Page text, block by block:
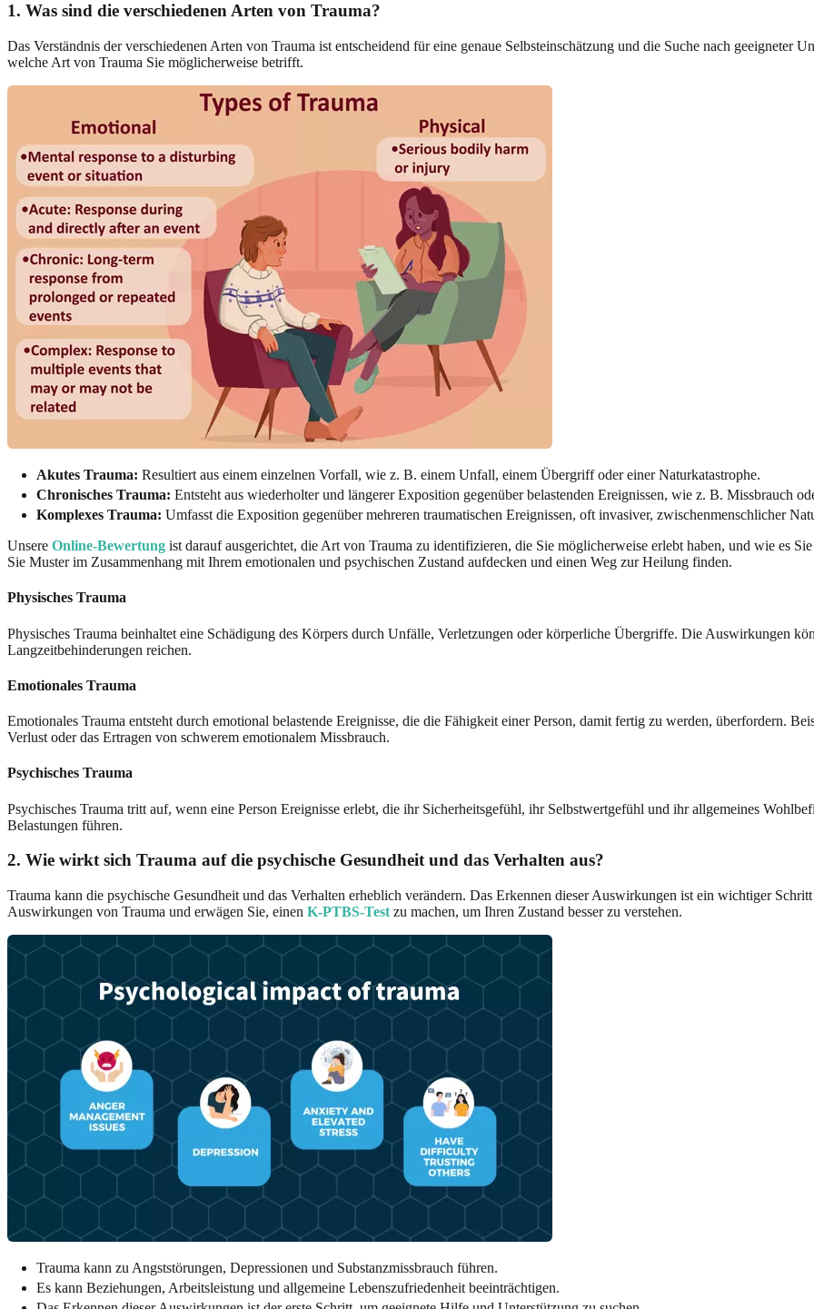
1. Was sind die verschiedenen Arten von Trauma?
Das Verständnis der verschiedenen Arten von Trauma ist entscheidend für eine genaue Selbsteinschätzung und die Suche nach geeigneter
welche Art von Trauma Sie möglicherweise betrifft.
Akutes Trauma: Resultiert aus einem einzelnen Vorfall, wie z. B. einem Unfall, einem Übergriff oder einer Naturkatastrophe.
Chronisches Trauma: Entsteht aus wiederholter und längerer Exposition gegenüber belastenden Ereignissen, wie z. B. Missbrauch
Komplexes Trauma: Umfasst die Exposition gegenüber mehreren traumatischen Ereignissen, oft invasiver, zwischenmenschlicher
Unsere Online-Bewertung ist darauf ausgerichtet, die Art von Trauma zu identifizieren, die Sie möglicherweise erlebt haben, und wie es
Sie Muster im Zusammenhang mit Ihrem emotionalen und psychischen Zustand aufdecken und einen Weg zur Heilung finden.
Physisches Trauma
Physisches Trauma beinhaltet eine Schädigung des Körpers durch Unfälle, Verletzungen oder körperliche Übergriffe. Die Auswirkungen
Langzeitbehinderungen reichen.
Emotionales Trauma
Emotionales Trauma entsteht durch emotional belastende Ereignisse, die die Fähigkeit einer Person, damit fertig zu werden, überfordern.
Verlust oder das Ertragen von schwerem emotionalem Missbrauch.
Psychisches Trauma
Psychisches Trauma tritt auf, wenn eine Person Ereignisse erlebt, die ihr Sicherheitsgefühl, ihr Selbstwertgefühl und ihr allgemeines
Belastungen führen.
2. Wie wirkt sich Trauma auf die psychische Gesundheit und das Verhalten aus?
Trauma kann die psychische Gesundheit und das Verhalten erheblich verändern. Das Erkennen dieser Auswirkungen ist ein wichtiger
Auswirkungen von Trauma und erwägen Sie, einen K-PTBS-Test zu machen, um Ihren Zustand besser zu verstehen.
Trauma kann zu Angststörungen, Depressionen und Substanzmissbrauch führen.
Es kann Beziehungen, Arbeitsleistung und allgemeine Lebenszufriedenheit beeinträchtigen.